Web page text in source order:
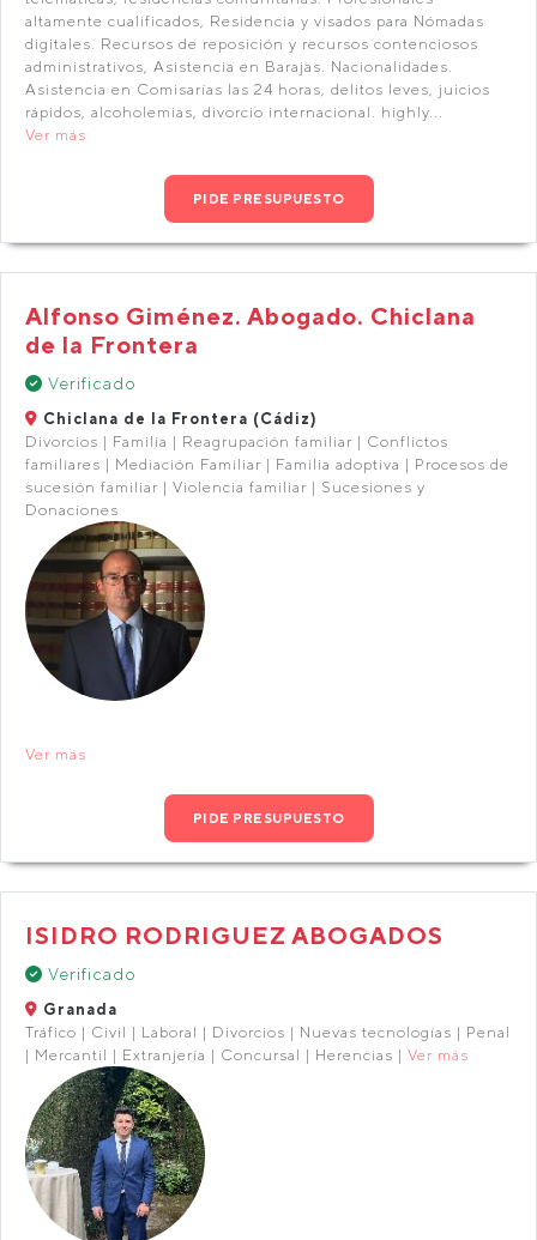
altamente cualificados, Residencia y visados para Nómadas
digitales. Recursos de reposición y recursos contenciosos
administrativos, Asistencia en Barajas. Nacionalidades.
Asistencia en Comisarías las 24 horas, delitos leves, juicios
rápidos, alcoholemias, divorcio internacional. highly...
Ver más
PIDE PRESUPUESTO
Alfonso Giménez. Abogado. Chiclana
de la Frontera
Verificado
Chiclana de la Frontera (Cádiz)
Divorcios | Familia | Reagrupación familiar | Conflictos
familiares | Mediación Familiar | Familia adoptiva | Procesos de
sucesión familiar | Violencia familiar | Sucesiones y
Donaciones
Ver más
PIDE PRESUPUESTO
ISIDRO RODRIGUEZ ABOGADOS
Verificado
Granada
Tráfico | Civil | Laboral | Divorcios | Nuevas tecnologías | Penal
| Mercantil | Extranjería | Concursal | Herencias | Ver más